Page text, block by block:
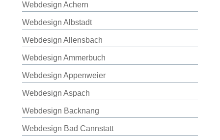
Webdesign Achern
Webdesign Albstadt
Webdesign Allensbach
Webdesign Ammerbuch
Webdesign Appenweier
Webdesign Aspach
Webdesign Backnang
Webdesign Bad Cannstatt